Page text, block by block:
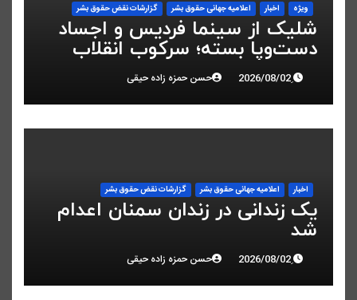
ویژه اخبار اعلاميه جهانی حقوق بشر گزارشات نقض حقوق بشر
شلیک از سینما فردیس و اجساد
دست‌وپا بسته؛ سرکوب انقلاب
ملی در البرز حسن حمزه زاده حیقی
اخبار اعلاميه جهانی حقوق بشر گزارشات نقض حقوق بشر
یک زندانی در زندان سمنان اعدام
شد
حسن حمزه زاده حیقی